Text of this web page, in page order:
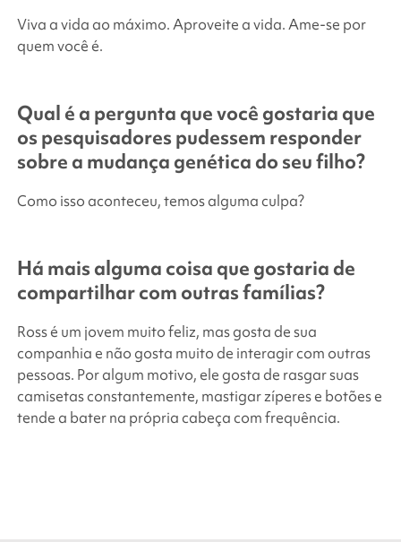
Viva a vida ao máximo. Aproveite a vida. Ame-se por
quem você é.
Qual é a pergunta que você gostaria que
os pesquisadores pudessem responder
sobre a mudança genética do seu filho?
Como isso aconteceu, temos alguma culpa?
Há mais alguma coisa que gostaria de
compartilhar com outras famílias?
Ross é um jovem muito feliz, mas gosta de sua
companhia e não gosta muito de interagir com outras
pessoas. Por algum motivo, ele gosta de rasgar suas
camisetas constantemente, mastigar zíperes e botões e
tende a bater na própria cabeça com frequência.